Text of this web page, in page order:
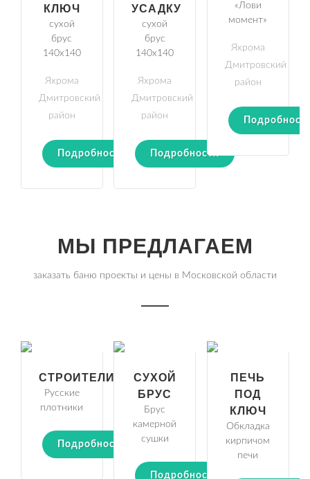
КЛЮЧ
сухой
брус
140х140
Яхрома
Дмитровский
район
Подробности
УСАДКУ
сухой
брус
140х140
Яхрома
Дмитровский
район
Подробности
«Лови
момент»
Яхрома
Дмитровский
район
МЫ ПРЕДЛАГАЕМ
заказать баню проекты и цены в Московской области
СТРОИТЕЛИ
Русские
плотники
Подробности
СУХОЙ
БРУС
Брус
камерной
сушки
Подробности
ПЕЧЬ
ПОД
КЛЮЧ
Обкладка
кирпичом
печи